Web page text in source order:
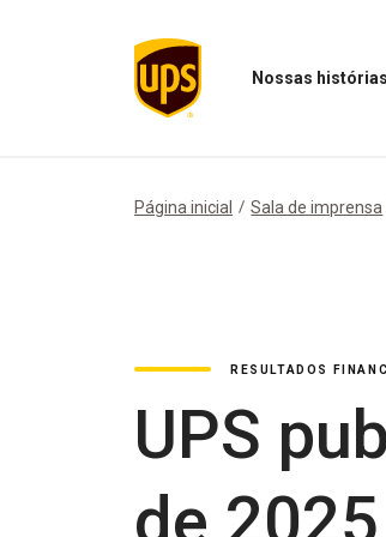
Nossas histórias
Página inicial Sala de imprensa
RESULTADOS
UPS